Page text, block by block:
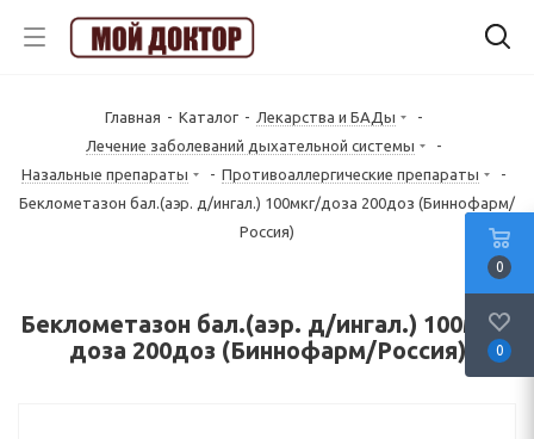
Главная - Каталог - Лекарства и БАДы
-
Лечение заболеваний дыхательной системы
-
Назальные препараты
- Противоаллергические препараты
-
Беклометазон бал.(аэр. д/ингал.) 100мкг/доза 200доз (Биннофарм/
Россия)
Беклометазон бал.(аэр. д/ингал.) 100мкг/
доза 200доз (Биннофарм/Россия)
0
0